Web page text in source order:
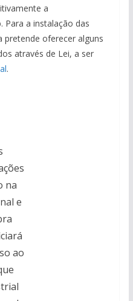
a
Para a instalação das
pretende oferecer alguns
através de Lei, a ser
.
na
e
ao